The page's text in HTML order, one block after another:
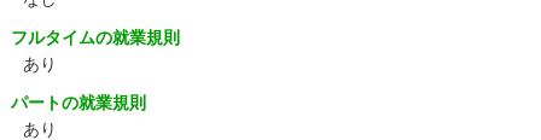
フルタイムの就業規則
あり
パートの就業規則
あり